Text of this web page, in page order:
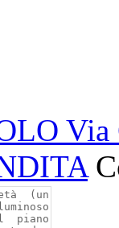
Via